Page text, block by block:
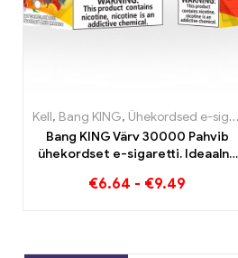
Kell, Bang KING, Ühekordsed e-sigaretid Leedu
Bang KING Värv 30000 Pahvib
ühekordset e-sigaretti. Ideaalne
ja troopilisest maasikamangost
€6.64 - €9.49